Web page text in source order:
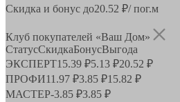
Скидка и бонус до20.52 ₽/ пог.м
Клуб покупателей «Ваш Дом»
СтатусСкидкаБонусВыгода
ЭКСПЕРТ15.39 ₽5.13 ₽20.52 ₽
ПРОФИ11.97 ₽3.85 ₽15.82 ₽
МАСТЕР-3.85 ₽3.85 ₽